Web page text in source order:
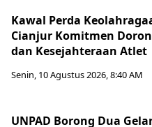
Kawal Perda
Cianjur Komitmen
dan Kesejahteraan Atlet
Senin, 10 Agustus 2026, 8:40 AM
UNPAD Borong Dua